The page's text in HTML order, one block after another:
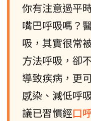
你有注意過平
嘴巴呼吸嗎？
吸，其實很常
方法呼吸，卻
導致疾病，更
感染、減低呼
議已習慣經口